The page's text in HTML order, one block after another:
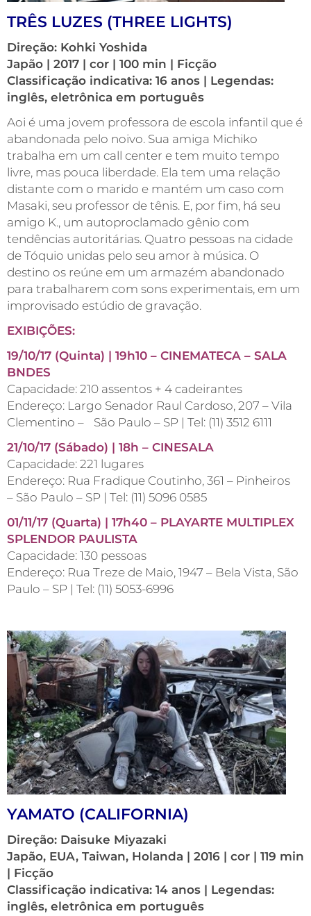
TRÊS LUZES (THREE LIGHTS)
Direção: Kohki Yoshida
Japão | 2017 | cor | 100 min | Ficção
Classificação indicativa: 16 anos | Legendas:
inglês, eletrônica em português
Aoi é uma jovem professora de escola infantil que é
abandonada pelo noivo. Sua amiga Michiko
trabalha em um call center e tem muito tempo
livre, mas pouca liberdade. Ela tem uma relação
distante com o marido e mantém um caso com
Masaki, seu professor de tênis. E, por fim, há seu
amigo K., um autoproclamado gênio com
tendências autoritárias. Quatro pessoas na cidade
de Tóquio unidas pelo seu amor à música. O
destino os reúne em um armazém abandonado
para trabalharem com sons experimentais, em um
improvisado estúdio de gravação.
EXIBIÇÕES:
19/10/17 (Quinta) | 19h10 – CINEMATECA – SALA
BNDES
Capacidade: 210 assentos + 4 cadeirantes
Endereço: Largo Senador Raul Cardoso, 207 – Vila
Clementino – São Paulo – SP | Tel: (11) 3512 6111
21/10/17 (Sábado) | 18h – CINESALA
Capacidade: 221 lugares
Endereço: Rua Fradique Coutinho, 361 – Pinheiros
– São Paulo – SP | Tel: (11) 5096 0585
01/11/17 (Quarta) | 17h40 – PLAYARTE MULTIPLEX
SPLENDOR PAULISTA
Capacidade: 130 pessoas
Endereço: Rua Treze de Maio, 1947 – Bela Vista, São
Paulo – SP | Tel: (11) 5053-6996
YAMATO (CALIFORNIA)
Direção: Daisuke Miyazaki
Japão, EUA, Taiwan, Holanda | 2016 | cor | 119 min
| Ficção
Classificação indicativa: 14 anos | Legendas:
inglês, eletrônica em português